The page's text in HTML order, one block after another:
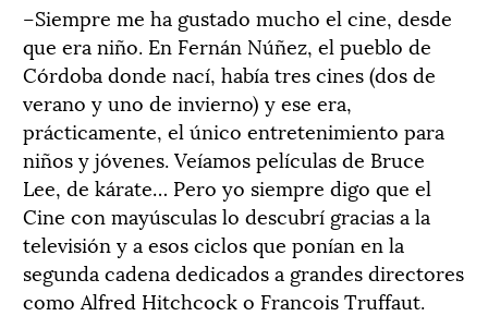
–Siempre me ha gustado mucho el cine, desde
que era niño. En Fernán Núñez, el pueblo de
Córdoba donde nací, había tres cines (dos de
verano y uno de invierno) y ese era,
prácticamente, el único entretenimiento para
niños y jóvenes. Veíamos películas de Bruce
Lee, de kárate… Pero yo siempre digo que el
Cine con mayúsculas lo descubrí gracias a la
televisión y a esos ciclos que ponían en la
segunda cadena dedicados a grandes directores
como Alfred Hitchcock o Francois Truffaut.